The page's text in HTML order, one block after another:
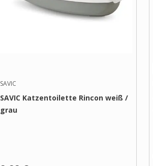
SAVIC
SAVIC Katzentoilette Rincon weiß /
grau